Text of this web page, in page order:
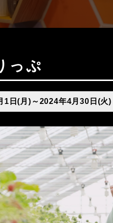
っぷ
1日(月)～2024年4月30日(火)